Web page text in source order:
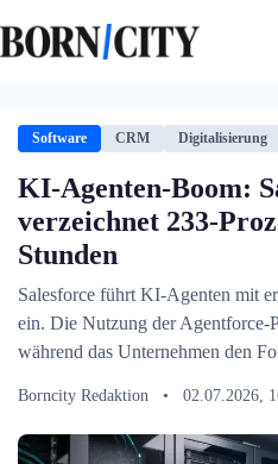
Inhalt
springen
Software CRM Digitalisierung
KI-Agenten-Boom:
verzeichnet 233-
Stunden
Salesforce führt KI-Agenten mit
ein. Die Nutzung der Agentforce-
während das Unternehmen den
Borncity Redaktion • 02.07.2026,